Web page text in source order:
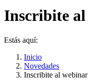
Inscribite al
Estás aquí:
Inicio
Novedades
Inscribite al